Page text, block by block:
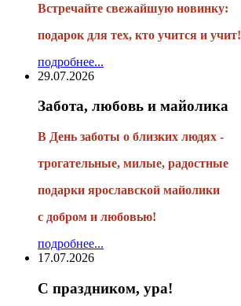
Встречайте свежайшую новинку:
подарок для тех, кто учится и учит!
подробнее...
29.07.2026
Забота, любовь и майолика
В День заботы о близких людях -
трогательные, милые, радостные
подарки ярославской майолики
с добром и любовью!
подробнее...
17.07.2026
С праздником, ура!